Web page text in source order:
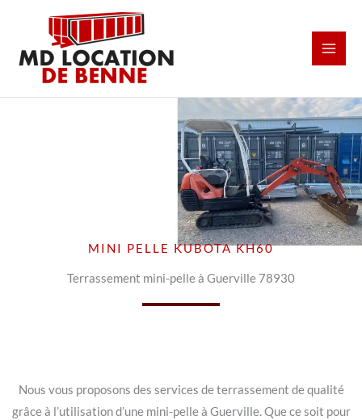
contenu
MINI PELLE KUBOTA KH60
Terrassement mini-pelle à Guerville 78930
Nous vous proposons des services de terrassement de qualité
grâce à l’utilisation d’une mini-pelle à Guerville. Que ce soit pour